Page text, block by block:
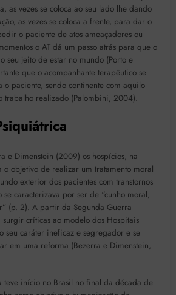
as vezes se coloca ao seu lado lhe dando
as vezes se coloca a frente, para dar o
o paciente de atos ameaçadores ou
o AT dá um passo atrás para que o
seu jeito de estar no mundo (Porto e
que o acompanhante terapêutico se
o paciente, sendo continente com aquilo
trabalho realizado (Palombini, 2004).
e Dimenstein (2009) os hospícios, na
o objetivo de realizar um tratamento moral
exterior dos pacientes com transtornos
se caracterizava por ser de “cunho moral,
(p. 2). A partir da Segunda Guerra
críticas ao modelo dos Hospitais
seu caráter ineficaz e segregador e se
em uma reforma (Bezerra e Dimenstein,
início no Brasil no final da década de